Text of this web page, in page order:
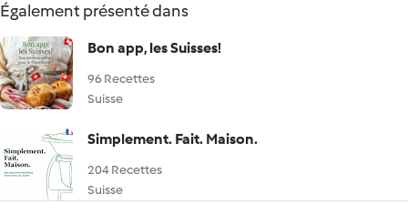
Également présenté dans
Bon app, les Suisses!
96 Recettes
Suisse
Simplement. Fait. Maison.
204 Recettes
Suisse